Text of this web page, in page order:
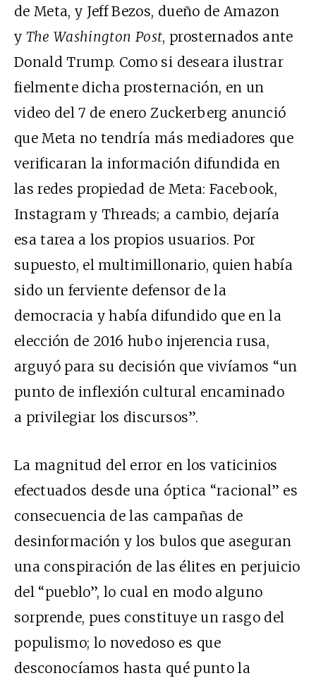
de Meta, y Jeff Bezos, dueño de Amazon
y The Washington Post, prosternados ante
Donald Trump. Como si deseara ilustrar
fielmente dicha prosternación, en un
video del 7 de enero Zuckerberg anunció
que Meta no tendría más mediadores que
verificaran la información difundida en
las redes propiedad de Meta: Facebook,
Instagram y Threads; a cambio, dejaría
esa tarea a los propios usuarios. Por
supuesto, el multimillonario, quien había
sido un ferviente defensor de la
democracia y había difundido que en la
elección de 2016 hubo injerencia rusa,
arguyó para su decisión que vivíamos “un
punto de inflexión cultural encaminado
a privilegiar los discursos”.
La magnitud del error en los vaticinios
efectuados desde una óptica “racional” es
consecuencia de las campañas de
desinformación y los bulos que aseguran
una conspiración de las élites en perjuicio
del “pueblo”, lo cual en modo alguno
sorprende, pues constituye un rasgo del
populismo; lo novedoso es que
desconocíamos hasta qué punto la